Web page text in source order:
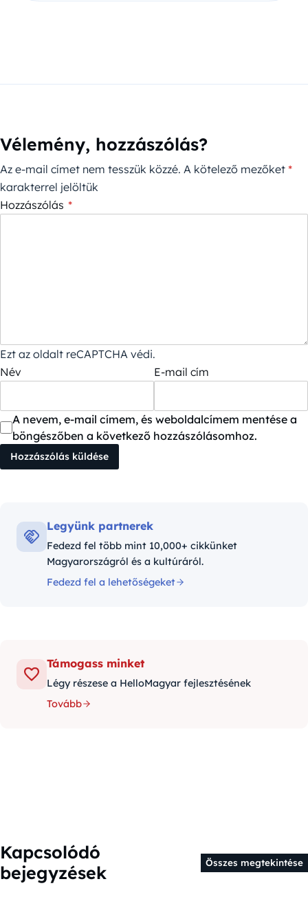
Vélemény, hozzászólás?
Az e-mail címet nem tesszük közzé. A kötelező mezőket *
karakterrel jelöltük
Hozzászólás *
Ezt az oldalt reCAPTCHA védi.
Név
E-mail cím
A nevem, e-mail címem, és weboldalcímem mentése a
böngészőben a következő hozzászólásomhoz.
Legyünk partnerek
Fedezd fel több mint 10,000+ cikkünket
Magyarországról és a kultúráról.
Fedezd fel a lehetőségeket
Támogass minket
Légy részese a HelloMagyar fejlesztésének
Tovább
Kapcsolódó
bejegyzések
Összes megtekintése